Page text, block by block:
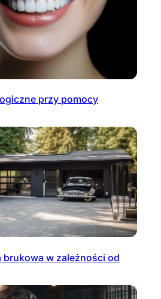
przy pomocy
brukowa w zależności od